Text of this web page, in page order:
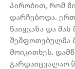
პირობით, რომ
დარჩებოდა.
წაიყვანა და
შეშფოთებულმა
მოიკითხეს.
გარდაიცვალაო